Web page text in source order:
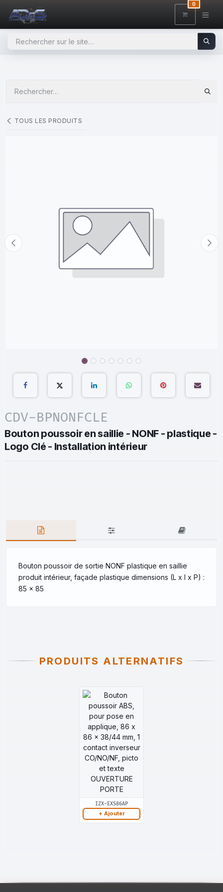
0
TOUS LES PRODUITS
CDV-BPNONFCLE
Bouton poussoir en saillie - NONF - plastique -
Logo Clé - Installation intérieur
Bouton poussoir de sortie NONF plastique en saillie
produit intérieur, façade plastique dimensions (L x l x P) :
85 x 85
PRODUITS ALTERNATIFS
IZX-EXS86AP
+ Ajouter